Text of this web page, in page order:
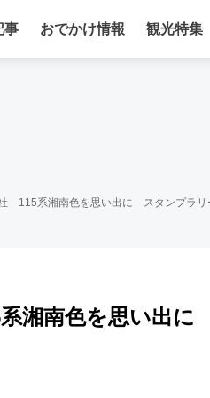
事 おでかけ情報 観光特集
社 115系湘南色を思い出に スタンプラ
湘南色を思い出